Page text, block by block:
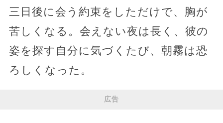
三日後に会う約束をしただけで、胸が
苦しくなる。会えない夜は長く、彼の
姿を探す自分に気づくたび、朝霧は恐
ろしくなった。
広告